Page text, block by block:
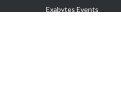
Exabytes Events